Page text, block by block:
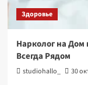
Здоровье
Нарколог на
Всегда Рядом
studiohallo_ 30